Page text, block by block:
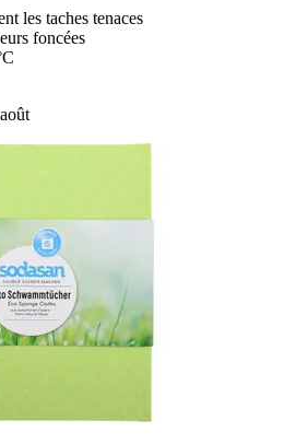
les taches tenaces
foncées